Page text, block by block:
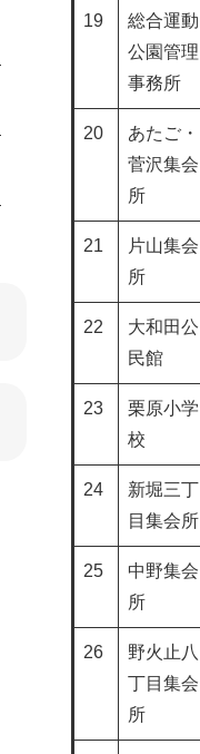
19
総合運動
公園管理
事務所
20
あたご・
菅沢集会
所
21
片山集会
所
22
大和田公
民館
23
栗原小学
校
24
新堀三丁
目集会所
25
中野集会
所
26
野火止八
丁目集会
所